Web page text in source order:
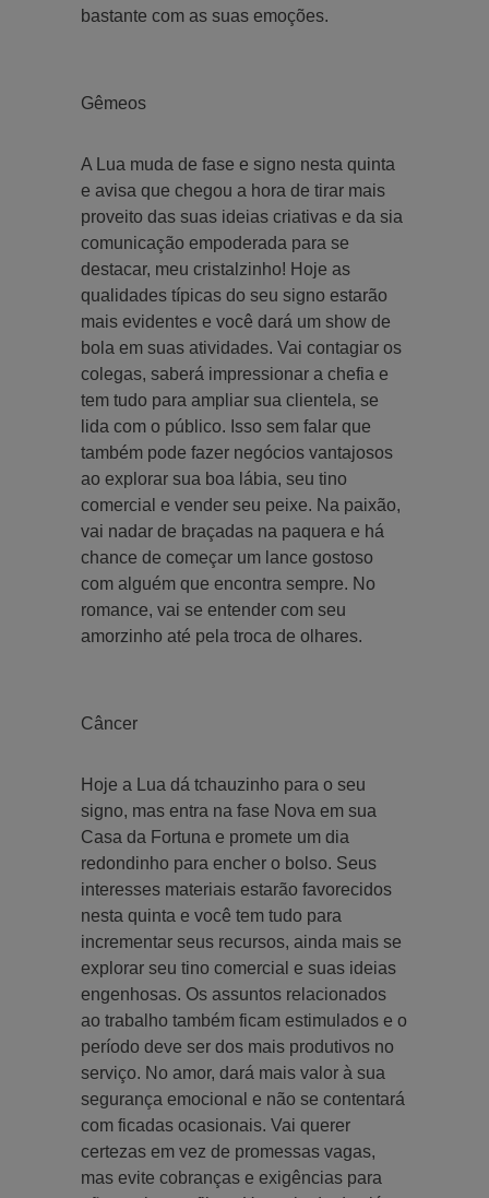
bastante com as suas emoções.
Gêmeos
A Lua muda de fase e signo nesta quinta
e avisa que chegou a hora de tirar mais
proveito das suas ideias criativas e da sia
comunicação empoderada para se
destacar, meu cristalzinho! Hoje as
qualidades típicas do seu signo estarão
mais evidentes e você dará um show de
bola em suas atividades. Vai contagiar os
colegas, saberá impressionar a chefia e
tem tudo para ampliar sua clientela, se
lida com o público. Isso sem falar que
também pode fazer negócios vantajosos
ao explorar sua boa lábia, seu tino
comercial e vender seu peixe. Na paixão,
vai nadar de braçadas na paquera e há
chance de começar um lance gostoso
com alguém que encontra sempre. No
romance, vai se entender com seu
amorzinho até pela troca de olhares.
Câncer
Hoje a Lua dá tchauzinho para o seu
signo, mas entra na fase Nova em sua
Casa da Fortuna e promete um dia
redondinho para encher o bolso. Seus
interesses materiais estarão favorecidos
nesta quinta e você tem tudo para
incrementar seus recursos, ainda mais se
explorar seu tino comercial e suas ideias
engenhosas. Os assuntos relacionados
ao trabalho também ficam estimulados e o
período deve ser dos mais produtivos no
serviço. No amor, dará mais valor à sua
segurança emocional e não se contentará
com ficadas ocasionais. Vai querer
certezas em vez de promessas vagas,
mas evite cobranças e exigências para